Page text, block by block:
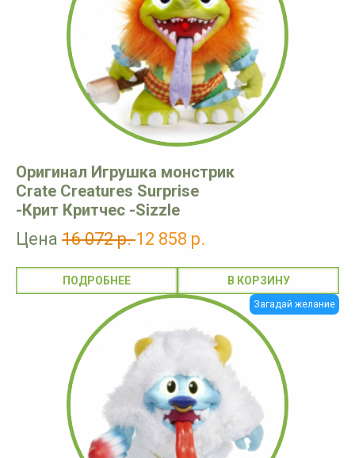
Оригинал Игрушка монстрик
Crate Creatures Surprise
-Крит Критчес -Sizzle
Цена 16 072 р.12 858 р.
ПОДРОБНЕЕ
Загадай желание